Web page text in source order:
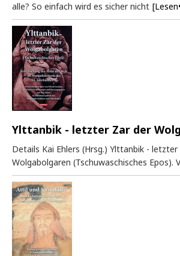
alle? So einfach wird es sicher nicht
Ylttanbik - letzter Zar der
Details Kai Ehlers (Hrsg.) Ylttanbik -
Wolgabolgaren (Tschuwaschisches Epos). V